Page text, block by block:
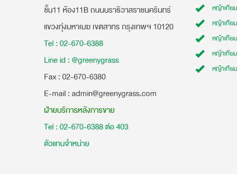
ชั้น11 ห้อง11B ถนนนราธิวาสราชนครินทร์
แขวงทุ่งมหาเมฆ เขตสาทร กรุงเทพฯ 10120
Tel : 02-670-6388
Line id : @greenygrass
​Fax : 02-670-6380
E-mail : admin@greenygrass.com
ฝ่ายบริการหลังการขาย
Tel : 02-670-6388 ต่อ 403
ตัวแทนจำหน่าย
หญ้าเทีย
หญ้าเทีย
หญ้าเทีย
หญ้าเทีย
หญ้าเทีย